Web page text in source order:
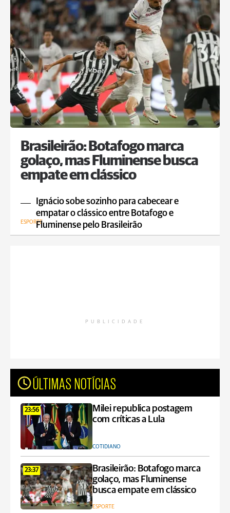
Brasileirão: Botafogo marca
golaço, mas Fluminense busca
empate em clássico
Ignácio sobe sozinho para cabecear e
empatar o clássico entre Botafogo e
Fluminense pelo Brasileirão
ESPORTE
PUBLICIDADE
ÚLTIMAS NOTÍCIAS
23:56
Milei republica postagem
com críticas a Lula
COTIDIANO
23:37
Brasileirão: Botafogo marca
golaço, mas Fluminense
busca empate em clássico
ESPORTE